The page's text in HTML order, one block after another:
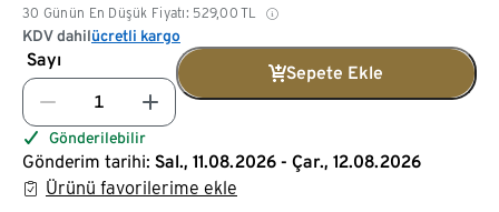
30 Günün En Düşük Fiyatı: 529,00 TL
KDV dahilücretli kargo
Sayı
Sepete Ekle
Gönderilebilir
Gönderim tarihi: Sal., 11.08.2026 - Çar., 12.08.2026
Ürünü favorilerime ekle